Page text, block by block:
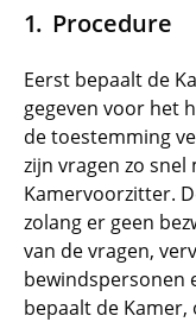
Procedure
Eerst bepaalt de
gegeven voor het
de toestemming
zijn vragen zo
Kamervoorzitter.
zolang er geen
van de vragen,
bewindspersonen
bepaalt de